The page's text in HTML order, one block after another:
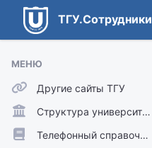
ТГУ.Сотрудники
МЕНЮ
Другие сайты ТГУ
ТГУ.Аккаунты
ТГУ.Расписание
Структура университета
Телефонный справочник